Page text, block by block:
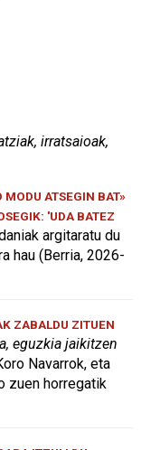
irratsaioak,
ATSEGIN BAT»
'UDA BATEZ
argitaratu du
hau (Berria, 2026-
ZABALDU ZITUEN
eguzkia jaikitzen
Navarrok, eta
zuen horregatik